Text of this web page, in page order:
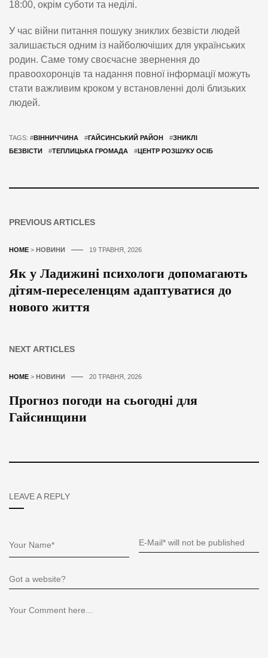
18:00, окрім суботи та неділі.
У час війни питання пошуку зниклих безвісти людей
залишається одним із найболючіших для українських
родин. Саме тому своєчасне звернення до
правоохоронців та надання повної інформації можуть
стати важливим кроком у встановленні долі близьких
людей.
TAGS: #ВІННИЧЧИНА #ГАЙСИНСЬКИЙ РАЙОН #ЗНИКЛІ
БЕЗВІСТИ
#ТЕПЛИЦЬКА ГРОМАДА #ЦЕНТР РОЗШУКУ ОСІБ
PREVIOUS ARTICLES
HOME > НОВИНИ 19 ТРАВНЯ, 2026
Як у Ладижині психологи допомагають
дітям-переселенцям адаптуватися до
нового життя
NEXT ARTICLES
HOME > НОВИНИ 20 ТРАВНЯ, 2026
Прогноз погоди на сьогодні для
Гайсинщини
LEAVE A REPLY